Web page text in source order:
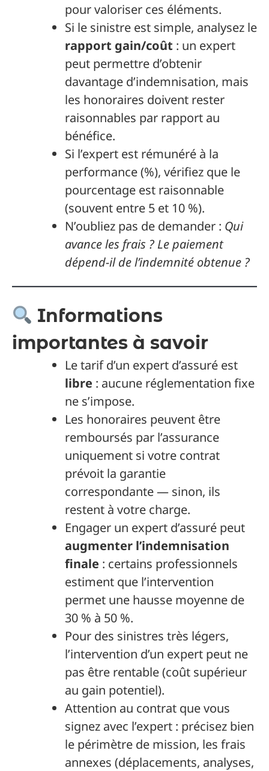
pour valoriser ces éléments.
Si le sinistre est simple, analysez le
rapport gain/coût : un expert
peut permettre d’obtenir
davantage d’indemnisation, mais
les honoraires doivent rester
raisonnables par rapport au
bénéfice.
Si l’expert est rémunéré à la
performance (%), vérifiez que le
pourcentage est raisonnable
(souvent entre 5 et 10 %).
N’oubliez pas de demander : Qui
avance les frais ? Le paiement
dépend-il de l’indemnité obtenue ?
Informations
importantes à savoir
Le tarif d’un expert d’assuré est
libre : aucune réglementation fixe
ne s’impose.
Les honoraires peuvent être
remboursés par l’assurance
uniquement si votre contrat
prévoit la garantie
correspondante — sinon, ils
restent à votre charge.
Engager un expert d’assuré peut
augmenter l’indemnisation
finale : certains professionnels
estiment que l’intervention
permet une hausse moyenne de
30 % à 50 %.
Pour des sinistres très légers,
l’intervention d’un expert peut ne
pas être rentable (coût supérieur
au gain potentiel).
Attention au contrat que vous
signez avec l’expert : précisez bien
le périmètre de mission, les frais
annexes (déplacements, analyses,